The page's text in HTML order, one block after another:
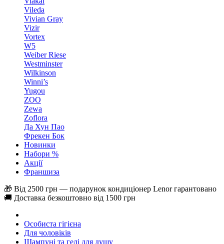
Vileda
Vivian Gray
Vizir
Vortex
W5
Weiber Riese
Westminster
Wilkinson
Winni’s
Yugou
ZOO
Zewa
Zoflora
Да Хун Пао
Фрекен Бок
Новинки
Набори %
Акції
Франшиза
🎁 Від 2500 грн — подарунок кондиціонер Lenor гарантовано
🚚 Доставка безкоштовно від 1500 грн
Особиста гігієна
Для чоловіків
Шампуні та гелі для душу